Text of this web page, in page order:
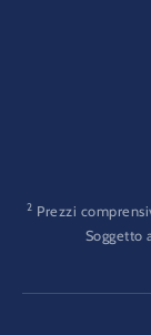
2 Prezzi
Soggetto